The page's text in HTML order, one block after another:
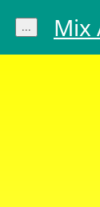
... Mix